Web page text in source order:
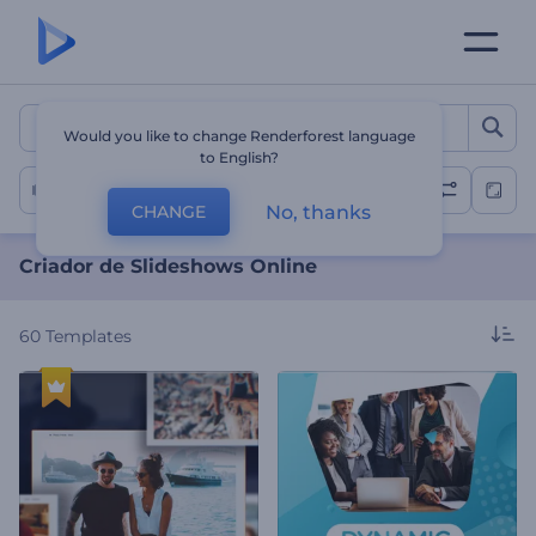
Criador de Slideshows
Slideshow
Criador de Slideshows Online
60 Templates
Would you like to change Renderforest language
to English?
CHANGE No, thanks